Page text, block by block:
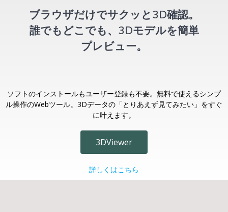
ブラウザだけでサクッと3D確認。
誰でもどこでも、3Dモデルを簡単
プレビュー。
ソフトのインストールもユーザー登録も不要。無料で使えるシンプ
ル操作のWebツール。3Dデータの「とりあえず見てみたい」をすぐ
に叶えます。
3DViewer
詳しくはこちら